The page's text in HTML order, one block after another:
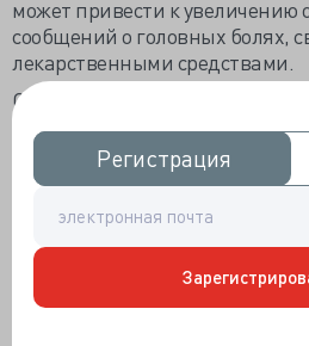
Регистрация
Регистрация
может привести к увеличению
сообщений о головных болях,
лекарственными средствами.
Средства для лечения
оставались одними из
препаратов, вызывающих
считают, что это связано с
боли больше не
недавние данные, по-
сосудистой патологии при
Простациклин (селексипаг,